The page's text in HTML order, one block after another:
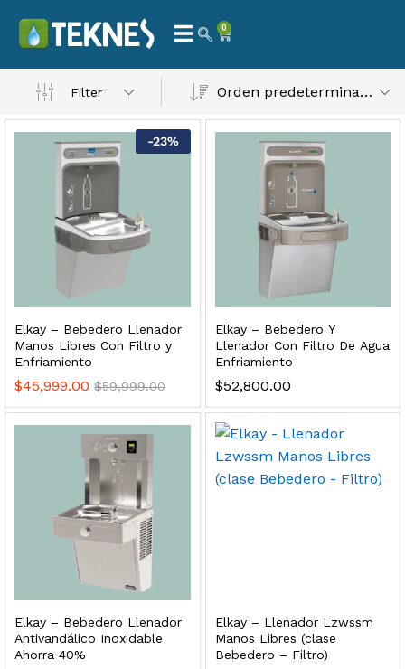
0
Filter Orden predeterminado
-23%
Elkay – Bebedero Llenador
Manos Libres Con Filtro y
Enfriamiento
$45,999.00 $59,999.00
Elkay – Bebedero Y
Llenador Con Filtro De Agua
Enfriamiento
$52,800.00
Elkay – Bebedero Llenador
Antivandálico Inoxidable
Ahorra 40%
Elkay – Llenador Lzwssm
Manos Libres (clase
Bebedero – Filtro)
– Máxima Calidad En Filtración
3,900.00
al carrito
al carrito
Esterilizador UV 25 Watts 4 Pines
al carrito
Cafetera (Cartucho de Repuesto)
2,899.00